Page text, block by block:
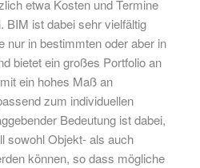
etwa Kosten und Termine
BIM ist dabei sehr vielfältig
nur in bestimmten oder aber in
bietet ein großes Portfolio an
ein hohes Maß an
zum individuellen
Bedeutung ist dabei,
sowohl Objekt- als auch
können, so dass mögliche